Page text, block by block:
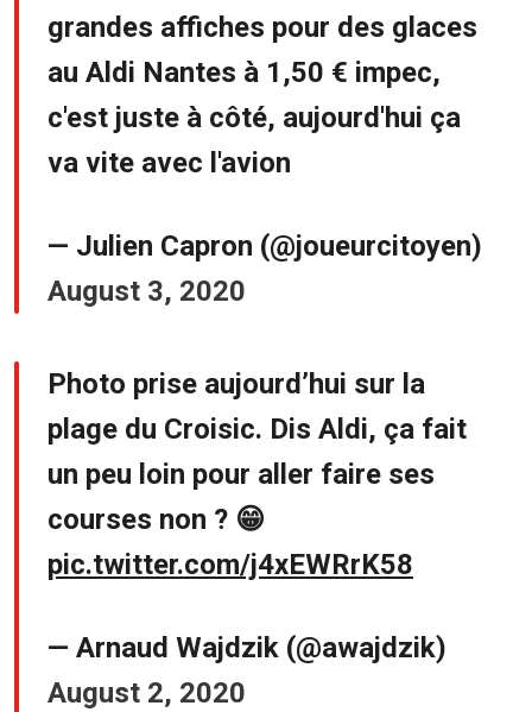
grandes affiches pour des glaces
au Aldi Nantes à 1,50 € impec,
c'est juste à côté, aujourd'hui ça
va vite avec l'avion
— Julien Capron (@joueurcitoyen)
August 3, 2020
Photo prise aujourd’hui sur la
plage du Croisic. Dis Aldi, ça fait
un peu loin pour aller faire ses
courses non ? 😁
pic.twitter.com/j4xEWRrK58
— Arnaud Wajdzik (@awajdzik)
August 2, 2020